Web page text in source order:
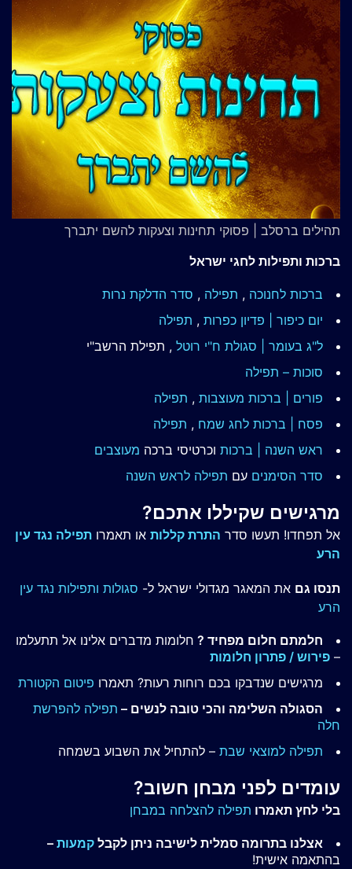
תהילים ברסלב | פסוקי תחינות וצעקות להשם יתברך
ברכות ותפילות לחגי ישראל
ברכות לחנוכה , תפילה , סדר הדלקת נרות
יום כיפור | פדיון כפרות , תפילה
ל"ג בעומר | סגולת ח"י רוטל , תפילת הרשב"י
סוכות – תפילה
פורים | ברכות מעוצבות , תפילה
פסח | ברכות לחג שמח , תפילה
ראש השנה | ברכות וכרטיסי ברכה מעוצבים
סדר הסימנים עם תפילה לראש השנה
מרגישים שקיללו אתכם?
אל תפחדו! תעשו סדר התרת קללות או תאמרו תפילה נגד עין
הרע
תנסו גם את המאגר מגדולי ישראל ל- סגולות ותפילות נגד עין
הרע
חלמתם חלום מפחיד ? חלומות מדברים אלינו אל תתעלמו
– פירוש / פתרון חלומות
מרגישים שנדבקו בכם רוחות רעות? תאמרו פיטום הקטורת
הסגולה השלימה והכי טובה לנשים – תפילה להפרשת
חלה
תפילה למוצאי שבת – להתחיל את השבוע בשמחה
עומדים לפני מבחן חשוב?
בלי לחץ תאמרו תפילה להצלחה במבחן
אצלנו בתרומה סמלית לישיבה ניתן לקבל קמעות –
בהתאמה אישית!